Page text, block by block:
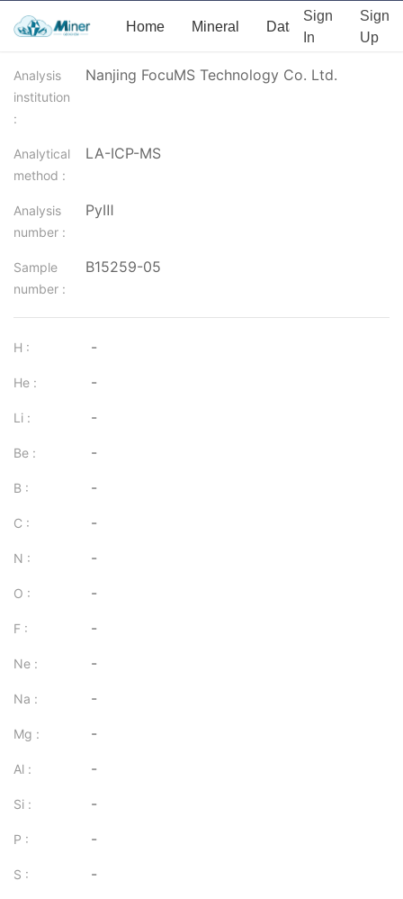
Home Mineral Data News
Sign
In
Sign
Up
Analysis
institution
:
Nanjing FocuMS Technology Co. Ltd.
Analytical
method :
LA-ICP-MS
Analysis
number :
PyⅢ
Sample
number :
B15259-05
H : -
He : -
Li : -
Be : -
B : -
C : -
N : -
O : -
F : -
Ne : -
Na : -
Mg : -
Al : -
Si : -
P : -
S : -